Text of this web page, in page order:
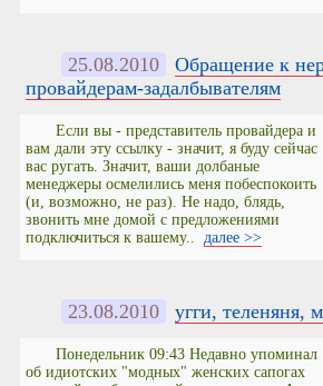
25.08.2010
Обращение к
провайдерам-задалбывателям
Если вы - представитель провайдера и
вам дали эту ссылку - значит, я буду сейчас
вас ругать. Значит, ваши долбаные
менеджеры осмелились меня побеспокоить
(и, возможно, не раз). Не надо, блядь,
звонить мне домой с предложениями
подключиться к вашему.. далее >>
23.08.2010 угги, теленяня,
Понедельник 09:43 Недавно упоминал
об идиотских "модных" женских сапогах